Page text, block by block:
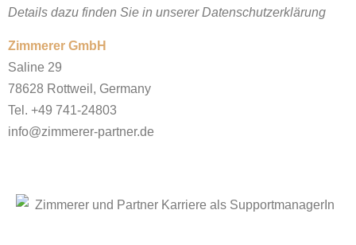
Details dazu finden Sie in unsererDatenschutzerklärung
Zimmerer GmbH
Saline 29
78628 Rottweil, Germany
Tel. +49 741-24803
info@zimmerer-partner.de